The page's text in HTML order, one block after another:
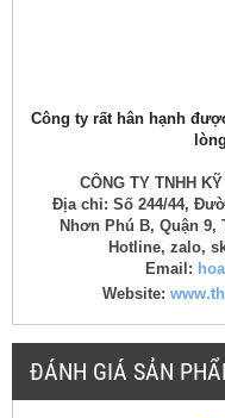
Công ty rất hân hạnh
CÔNG TY TNHH
Địa chỉ: Số 244/44,
Nhơn Phú B, Quận 9,
Hotline, zalo,
Email:
Website:
ĐÁNH GIÁ SẢN